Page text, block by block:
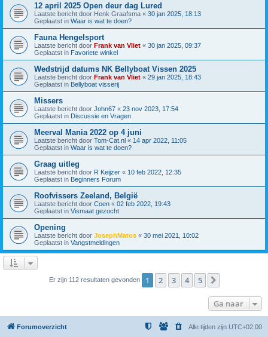
12 april 2025 Open deur dag Lured
Laatste bericht door Henk Graafsma « 30 jan 2025, 18:13
Geplaatst in Waar is wat te doen?
Fauna Hengelsport
Laatste bericht door Frank van Vliet « 30 jan 2025, 09:37
Geplaatst in Favoriete winkel
Wedstrijd datums NK Bellyboat Vissen 2025
Laatste bericht door Frank van Vliet « 29 jan 2025, 18:43
Geplaatst in Bellyboat visserij
Missers
Laatste bericht door John67 « 23 nov 2023, 17:54
Geplaatst in Discussie en Vragen
Meerval Mania 2022 op 4 juni
Laatste bericht door Tom-Cat.nl « 14 apr 2022, 11:05
Geplaatst in Waar is wat te doen?
Graag uitleg
Laatste bericht door R Keijzer « 10 feb 2022, 12:35
Geplaatst in Beginners Forum
Roofvissers Zeeland, België
Laatste bericht door Coen « 02 feb 2022, 19:43
Geplaatst in Vismaat gezocht
Opening
Laatste bericht door JosephMatos « 30 mei 2021, 10:02
Geplaatst in Vangstmeldingen
Er zijn 112 resultaten gevonden 1 2 3 4 5
Ga naar
Forumoverzicht Alle tijden zijn UTC+02:00